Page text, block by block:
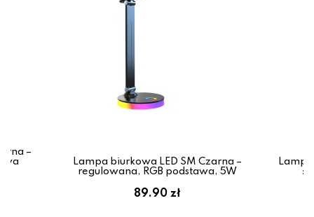
–
Lampa biurkowa LED SM Czarna –
regulowana, RGB podstawa, 5W
89.90 zł